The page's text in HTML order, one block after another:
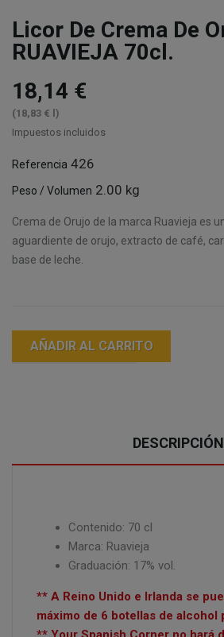
Licor De Crema De
RUAVIEJA 70cl.
18,14 €
(18,83 € l)
Impuestos incluidos
Referencia 426
Peso / Volumen 2.00 kg
Crema de Orujo de la marca Ruavieja es
aguardiente de orujo, extracto de café,
base de leche.
AÑADIR AL CARRITO
DESCRIPCIÓN
Contenido: 70 cl
Marca: Ruavieja
Graduación: 17% vol.
** A Reino Unido e Irlanda se
máximo de 6 botellas de alcohol